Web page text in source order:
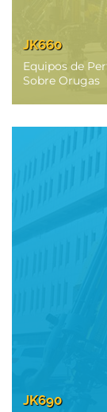
JK660
Equipos de
Sobre Orugas
JK690